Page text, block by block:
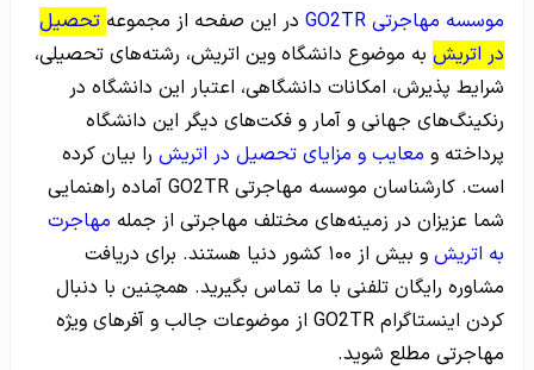
موسسه مهاجرتی GO2TR
در این صفحه از مجموعه تحصیل
در اتریش به موضوع دانشگاه وین اتریش، رشته‌های تحصیلی،
شرایط پذیرش، امکانات دانشگاهی، اعتبار این دانشگاه در
رنکینگ‌های جهانی و آمار و فکت‌های دیگر این دانشگاه
پرداخته و معایب و مزایای تحصیل در اتریش را بیان کرده
است. کارشناسان موسسه مهاجرتی GO2TR آماده راهنمایی
شما عزیزان در زمینه‌های مختلف مهاجرتی از جمله مهاجرت
به اتریش
و بیش از ۱۰۰ کشور دنیا هستند. برای دریافت
مشاوره رایگان تلفنی با ما تماس بگیرید. همچنین با دنبال
کردن اینستاگرام GO2TR از موضوعات جالب و آفرهای ویژه
مهاجرتی مطلع شوید.